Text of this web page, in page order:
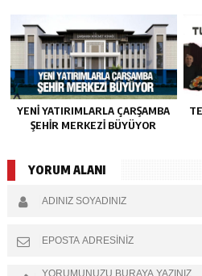
YENI YATIRIMLARLA ÇARŞAMBA
ŞEHIR MERKEZI BÜYÜYOR
YORUM ALANI